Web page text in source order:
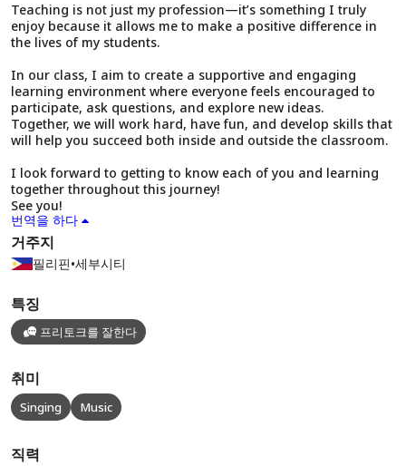
Teaching is not just my profession—it’s something I truly
enjoy because it allows me to make a positive difference in
the lives of my students.
In our class, I aim to create a supportive and engaging
learning environment where everyone feels encouraged to
participate, ask questions, and explore new ideas.
Together, we will work hard, have fun, and develop skills that
will help you succeed both inside and outside the classroom.
I look forward to getting to know each of you and learning
together throughout this journey!
See you!
번역을 하다
거주지
필리핀•세부시티
특징
프리토크를 잘한다
취미
Singing Music
직력